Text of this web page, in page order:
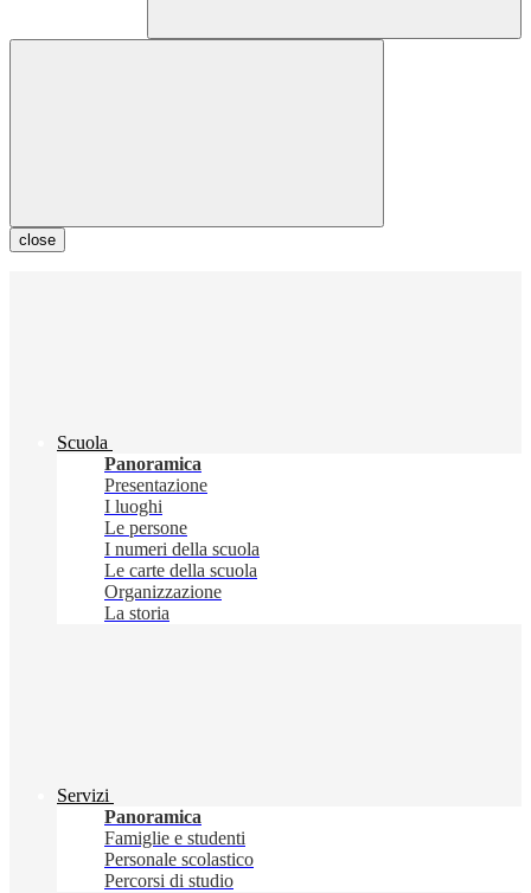
close
Scuola
Panoramica
Presentazione
I luoghi
Le persone
I numeri della scuola
Le carte della scuola
Organizzazione
La storia
Servizi
Panoramica
Famiglie e studenti
Personale scolastico
Percorsi di studio